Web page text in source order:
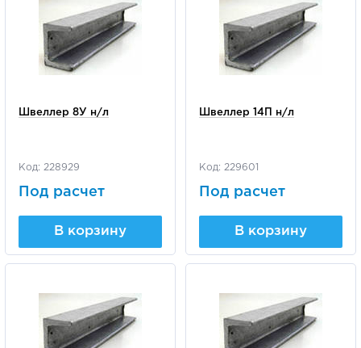
Швеллер 8У н/л
Код: 228929
Под расчет
В корзину
Швеллер 14П н/л
Код: 229601
Под расчет
В корзину